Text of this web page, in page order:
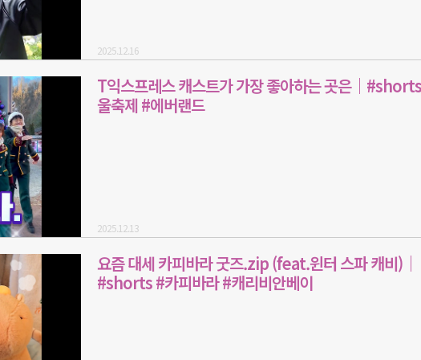
2025.12.16
T익스프레스 캐스트가 가장 좋아하는 곳은｜
울축제 #에버랜드
2025.12.13
요즘 대세 카피바라 굿즈.zip (feat.윈터 스파 캐비)｜
#shorts #카피바라 #캐리비안베이